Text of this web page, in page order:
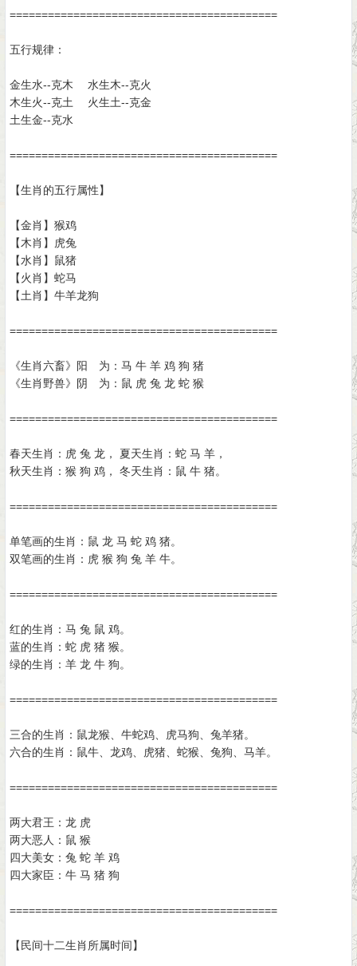
==========================================
五行规律：
金生水--克木 水生木--克火
木生火--克土 火生土--克金
土生金--克水
==========================================
【生肖的五行属性】
【金肖】猴鸡
【木肖】虎兔
【水肖】鼠猪
【火肖】蛇马
【土肖】牛羊龙狗
==========================================
《生肖六畜》阳 为：马 牛 羊 鸡 狗 猪
《生肖野兽》阴 为：鼠 虎 兔 龙 蛇 猴
==========================================
春天生肖：虎 兔 龙， 夏天生肖：蛇 马 羊，
秋天生肖：猴 狗 鸡， 冬天生肖：鼠 牛 猪。
==========================================
单笔画的生肖：鼠 龙 马 蛇 鸡 猪。
双笔画的生肖：虎 猴 狗 兔 羊 牛。
==========================================
红的生肖：马 兔 鼠 鸡。
蓝的生肖：蛇 虎 猪 猴。
绿的生肖：羊 龙 牛 狗。
==========================================
三合的生肖：鼠龙猴、牛蛇鸡、虎马狗、兔羊猪。
六合的生肖：鼠牛、龙鸡、虎猪、蛇猴、兔狗、马羊。
==========================================
两大君王：龙 虎
两大恶人：鼠 猴
四大美女：兔 蛇 羊 鸡
四大家臣：牛 马 猪 狗
==========================================
【民间十二生肖所属时间】